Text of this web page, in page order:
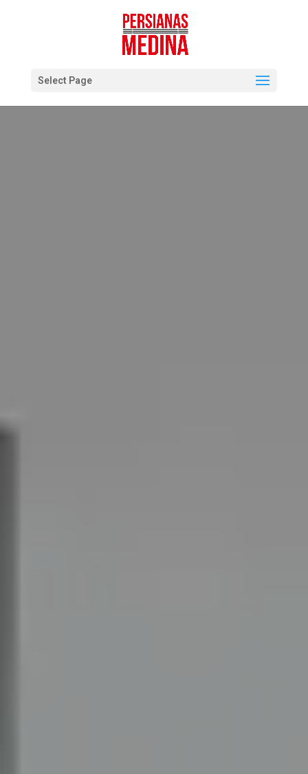
Select Page